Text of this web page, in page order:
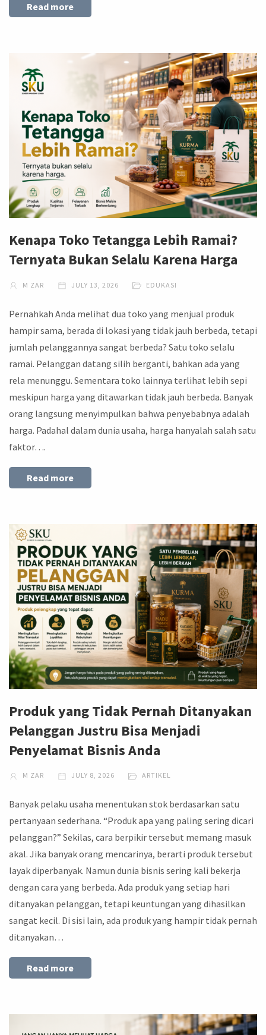
Read more
Kenapa Toko Tetangga Lebih Ramai?
Ternyata Bukan Selalu Karena Harga
M ZAR JULY 13, 2026 EDUKASI
Pernahkah Anda melihat dua toko yang menjual produk
hampir sama, berada di lokasi yang tidak jauh berbeda, tetapi
jumlah pelanggannya sangat berbeda? Satu toko selalu
ramai. Pelanggan datang silih berganti, bahkan ada yang
rela menunggu. Sementara toko lainnya terlihat lebih sepi
meskipun harga yang ditawarkan tidak jauh berbeda. Banyak
orang langsung menyimpulkan bahwa penyebabnya adalah
harga. Padahal dalam dunia usaha, harga hanyalah salah satu
faktor….
Read more
Produk yang Tidak Pernah Ditanyakan
Pelanggan Justru Bisa Menjadi
Penyelamat Bisnis Anda
M ZAR JULY 8, 2026 ARTIKEL
Banyak pelaku usaha menentukan stok berdasarkan satu
pertanyaan sederhana. “Produk apa yang paling sering dicari
pelanggan?” Sekilas, cara berpikir tersebut memang masuk
akal. Jika banyak orang mencarinya, berarti produk tersebut
layak diperbanyak. Namun dunia bisnis sering kali bekerja
dengan cara yang berbeda. Ada produk yang setiap hari
ditanyakan pelanggan, tetapi keuntungan yang dihasilkan
sangat kecil. Di sisi lain, ada produk yang hampir tidak pernah
ditanyakan…
Read more